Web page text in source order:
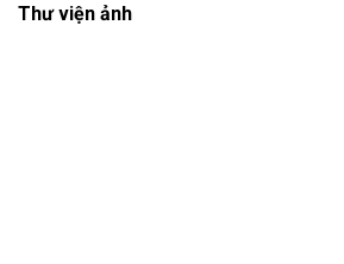
Thư viện ảnh